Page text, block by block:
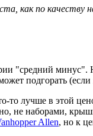
как по качеству
"средний
подгорать (если
то лучше в этой
не наборами,
Allen, но к